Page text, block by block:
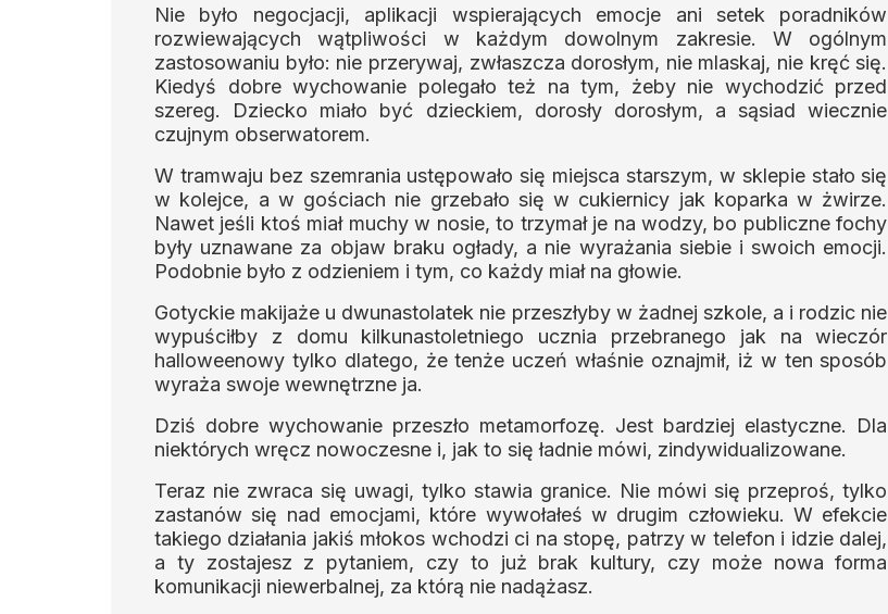
Nie było negocjacji, aplikacji wspierających emocje ani setek poradników
rozwiewających wątpliwości w każdym dowolnym zakresie. W ogólnym
zastosowaniu było: nie przerywaj, zwłaszcza dorosłym, nie mlaskaj, nie kręć się.
Kiedyś dobre wychowanie polegało też na tym, żeby nie wychodzić przed
szereg. Dziecko miało być dzieckiem, dorosły dorosłym, a sąsiad wiecznie
czujnym obserwatorem.
W tramwaju bez szemrania ustępowało się miejsca starszym, w sklepie stało się
w kolejce, a w gościach nie grzebało się w cukiernicy jak koparka w żwirze.
Nawet jeśli ktoś miał muchy w nosie, to trzymał je na wodzy, bo publiczne fochy
były uznawane za objaw braku ogłady, a nie wyrażania siebie i swoich emocji.
Podobnie było z odzieniem i tym, co każdy miał na głowie.
Gotyckie makijaże u dwunastolatek nie przeszłyby w żadnej szkole, a i rodzic nie
wypuściłby z domu kilkunastoletniego ucznia przebranego jak na wieczór
halloweenowy tylko dlatego, że tenże uczeń właśnie oznajmił, iż w ten sposób
wyraża swoje wewnętrzne ja.
Dziś dobre wychowanie przeszło metamorfozę. Jest bardziej elastyczne. Dla
niektórych wręcz nowoczesne i, jak to się ładnie mówi, zindywidualizowane.
Teraz nie zwraca się uwagi, tylko stawia granice. Nie mówi się przeproś, tylko
zastanów się nad emocjami, które wywołałeś w drugim człowieku. W efekcie
takiego działania jakiś młokos wchodzi ci na stopę, patrzy w telefon i idzie dalej,
a ty zostajesz z pytaniem, czy to już brak kultury, czy może nowa forma
komunikacji niewerbalnej, za którą nie nadążasz.